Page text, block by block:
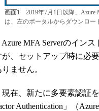
画面12019年7月1日以降、Azure
は、左のポータルからダウンロー
MFA Serverのインス
が、セットアップ時に必
りません。
在、新たに多要素認証
Authentication」（